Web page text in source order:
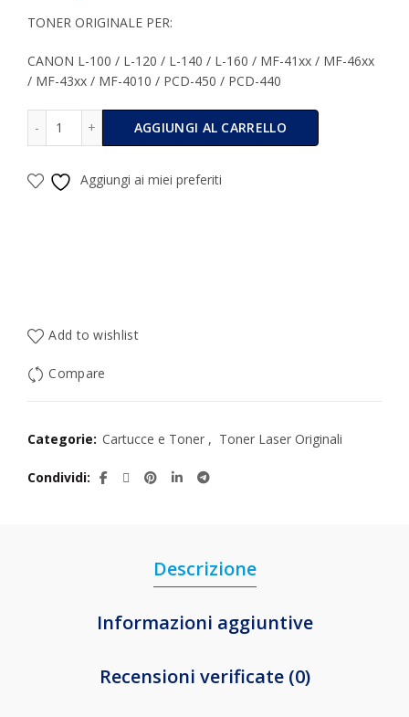
TONER ORIGINALE PER:
CANON L-100 / L-120 / L-140 / L-160 / MF-41xx / MF-46xx
/ MF-43xx / MF-4010 / PCD-450 / PCD-440
Toner Canon FX10 Originale 0263B002 quantità
AGGIUNGI AL CARRELLO
Alternative:
Aggiungi ai miei preferiti
Add to wishlist
Compare
Categorie: Cartucce e Toner , Toner Laser Originali
Condividi
Descrizione
Informazioni aggiuntive
Recensioni verificate (0)